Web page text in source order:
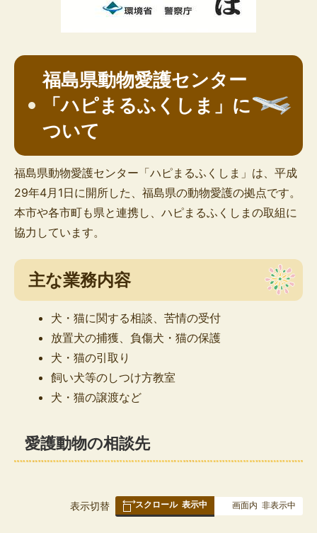
福島県動物愛護センター
「ハピまるふくしま」に
ついて
福島県動物愛護センター「ハピまるふくしま」は、平成
29年4月1日に開所した、福島県の動物愛護の拠点です。
本市や各市町も県と連携し、ハピまるふくしまの取組に
協力しています。
主な業務内容
犬・猫に関する相談、苦情の受付
放置犬の捕獲、負傷犬・猫の保護
犬・猫の引取り
飼い犬等のしつけ方教室
犬・猫の譲渡など
愛護動物の相談先
表
表示切替 スクロール 表示中 画面内 非表示中